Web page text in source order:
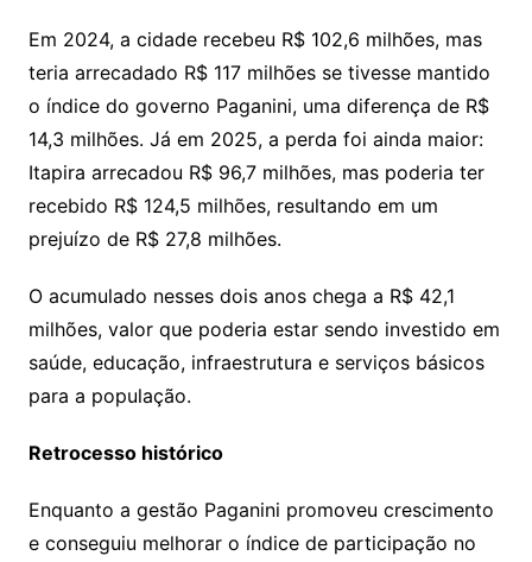
Em 2024, a cidade recebeu R$ 102,6 milhões, mas
teria arrecadado R$ 117 milhões se tivesse mantido
o índice do governo Paganini, uma diferença de R$
14,3 milhões. Já em 2025, a perda foi ainda maior:
Itapira arrecadou R$ 96,7 milhões, mas poderia ter
recebido R$ 124,5 milhões, resultando em um
prejuízo de R$ 27,8 milhões.
O acumulado nesses dois anos chega a R$ 42,1
milhões, valor que poderia estar sendo investido em
saúde, educação, infraestrutura e serviços básicos
para a população.
Retrocesso histórico
Enquanto a gestão Paganini promoveu crescimento
e conseguiu melhorar o índice de participação no